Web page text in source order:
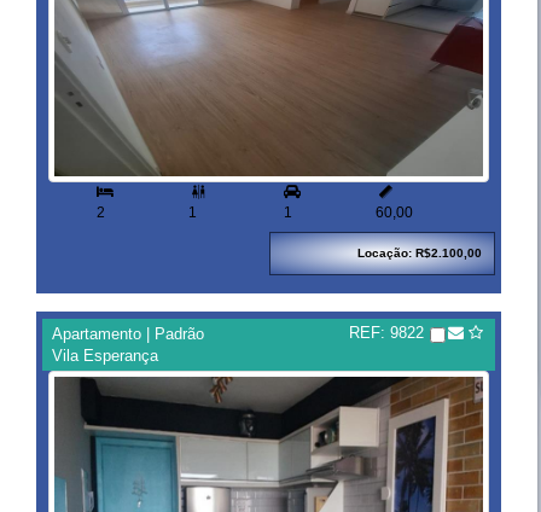
2

1 1

60,00
Locação: R$2.100,00
Apartamento | Padrão
Vila Esperança
REF: 9822